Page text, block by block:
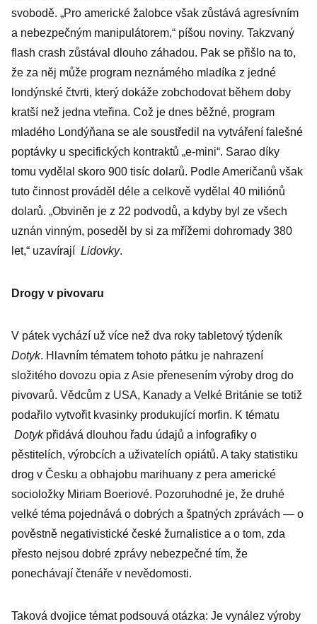
svobodě. „Pro americké žalobce však zůstává agresívním
a nebezpečným manipulátorem,“ píšou noviny. Takzvaný
flash crash zůstával dlouho záhadou. Pak se přišlo na to,
že za něj může program neznámého mladíka z jedné
londýnské čtvrti, který dokáže zobchodovat během doby
kratší než jedna vteřina. Což je dnes běžné, program
mladého Londýňana se ale soustředil na vytváření falešné
poptávky u specifických kontraktů „e-mini“. Sarao díky
tomu vydělal skoro 900 tisíc dolarů. Podle Američanů však
tuto činnost prováděl déle a celkově vydělal 40 miliónů
dolarů. „Obviněn je z 22 podvodů, a kdyby byl ze všech
uznán vinným, poseděl by si za mřížemi dohromady 380
let,“ uzavírají Lidovky.
Drogy v pivovaru
V pátek vychází už více než dva roky tabletový týdeník
Dotyk. Hlavním tématem tohoto pátku je nahrazení
složitého dovozu opia z Asie přenesením výroby drog do
pivovarů. Vědcům z USA, Kanady a Velké Británie se totiž
podařilo vytvořit kvasinky produkující morfin. K tématu
Dotykpřidává dlouhou řadu údajů a infografiky o
pěstitelích, výrobcích a uživatelích opiátů. A taky statistiku
drog v Česku a obhajobu marihuany z pera americké
socioložky Miriam Boeriové. Pozoruhodné je, že druhé
velké téma pojednává o dobrých a špatných zprávách — o
pověstně negativistické české žurnalistice a o tom, zda
přesto nejsou dobré zprávy nebezpečné tím, že
ponechávají čtenáře v nevědomosti.
Taková dvojice témat podsouvá otázka: Je vynález výroby